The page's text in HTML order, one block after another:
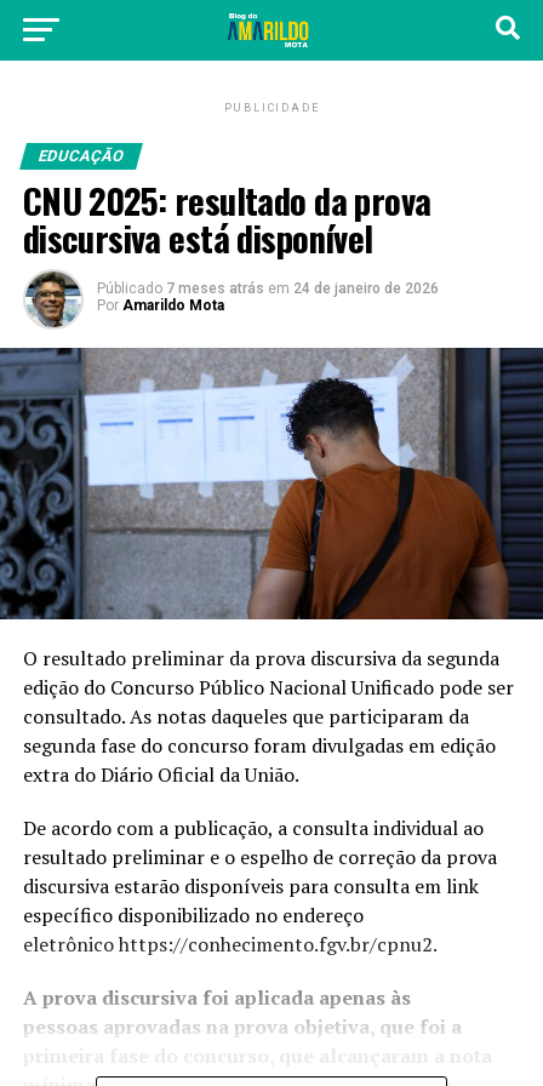
PUBLICIDADE
EDUCAÇÃO
CNU 2025: resultado da prova
discursiva está disponível
Públicado 7 meses atrás em 24 de janeiro de 2026
Por Amarildo Mota
O resultado preliminar da prova discursiva da segunda
edição do Concurso Público Nacional Unificado pode ser
consultado. As notas daqueles que participaram da
segunda fase do concurso foram divulgadas em edição
extra do Diário Oficial da União.
De acordo com a publicação, a consulta individual ao
resultado preliminar e o espelho de correção da prova
discursiva estarão disponíveis para consulta em link
específico disponibilizado no endereço
eletrônicohttps://conhecimento.fgv.br/cpnu2.
A prova discursiva foi aplicada apenas às
pessoas aprovadas na prova objetiva, que foi a